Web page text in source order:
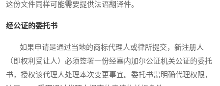
这份文件同样可能需要提供法语翻译件。
经公证的委托书
如果申请是通过当地的商标代理人或律所提交，新注册人
（即权利受让人）必须签署一份经塞内加尔公证机关公证的委托
书，授权该代理人处理本次变更事宜。委托书需明确代理权限，